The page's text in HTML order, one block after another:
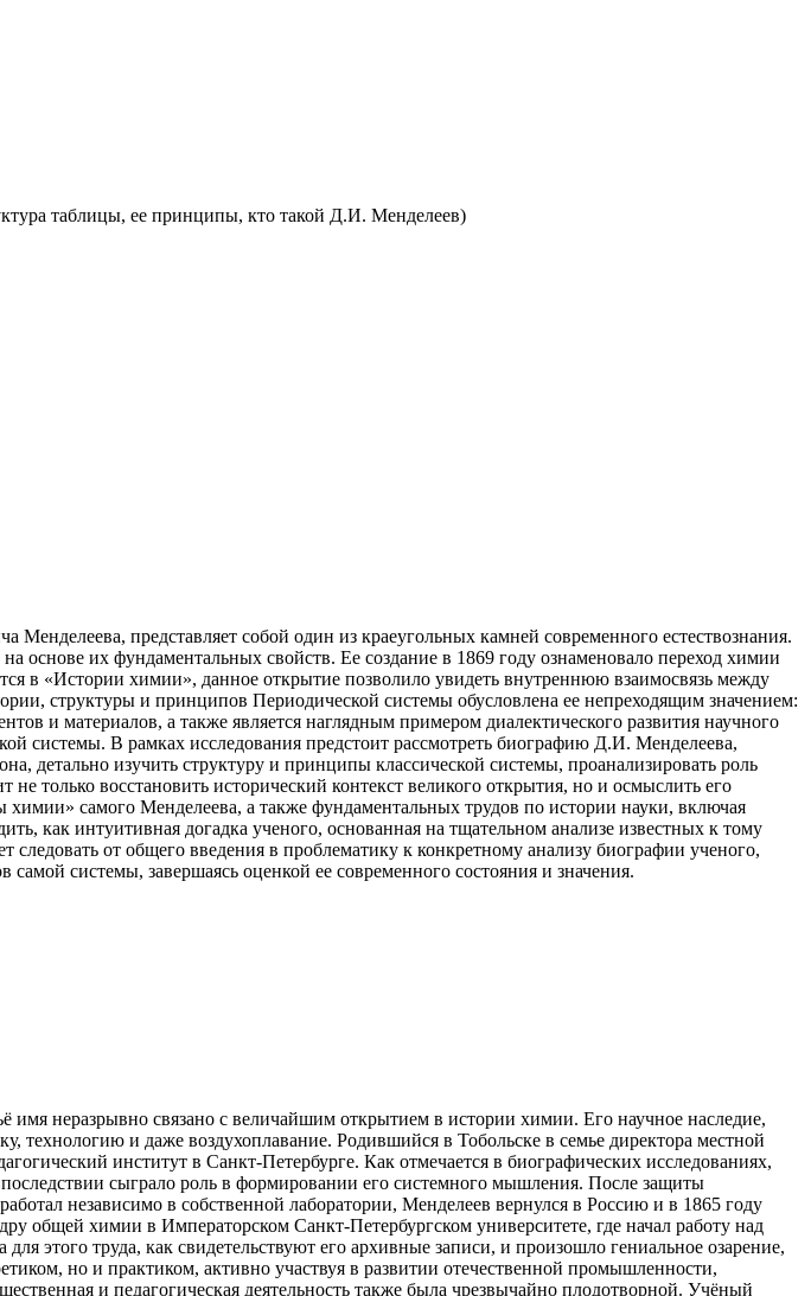
таблицы, ее принципы, кто такой Д.И. Менделеев)
представляет собой один из краеугольных камней современного естествознания.
основе их фундаментальных свойств. Ее создание в 1869 году ознаменовало переход химии
в «Истории химии», данное открытие позволило увидеть внутреннюю взаимосвязь между
структуры и принципов Периодической системы обусловлена ее непреходящим значением:
и материалов, а также является наглядным примером диалектического развития научного
системы. В рамках исследования предстоит рассмотреть биографию Д.И. Менделеева,
детально изучить структуру и принципы классической системы, проанализировать роль
только восстановить исторический контекст великого открытия, но и осмыслить его
самого Менделеева, а также фундаментальных трудов по истории науки, включая
как интуитивная догадка ученого, основанная на тщательном анализе известных к тому
от общего введения в проблематику к конкретному анализу биографии ученого,
системы, завершаясь оценкой ее современного состояния и значения.
неразрывно связано с величайшим открытием в истории химии. Его научное наследие,
технологию и даже воздухоплавание. Родившийся в Тобольске в семье директора местной
институт в Санкт-Петербурге. Как отмечается в биографических исследованиях,
сыграло роль в формировании его системного мышления. После защиты
независимо в собственной лаборатории, Менделеев вернулся в Россию и в 1865 году
общей химии в Императорском Санкт-Петербургском университете, где начал работу над
этого труда, как свидетельствуют его архивные записи, и произошло гениальное озарение,
но и практиком, активно участвуя в развитии отечественной промышленности,
и педагогическая деятельность также была чрезвычайно плодотворной. Учёный